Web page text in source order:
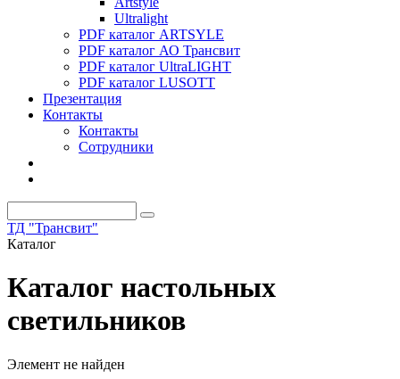
Ultralight
PDF каталог ARTSYLE
PDF каталог АО Трансвит
PDF каталог UltraLIGHT
PDF каталог LUSOTT
Презентация
Контакты
Контакты
Сотрудники
ТД "Трансвит"
Каталог
Каталог настольных
светильников
Элемент не найден